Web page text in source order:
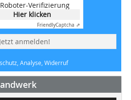
Verifizierung
Hier klicken
FriendlyCaptcha ⇗
anmelden!
Analyse, Widerruf